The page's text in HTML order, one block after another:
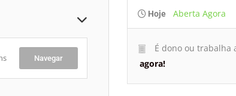
Navegar
Hoje Aberta Agora
É dono ou trabalha
agora!